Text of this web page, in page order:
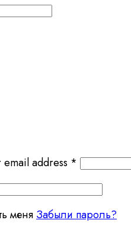
email address * Required
меня Забыли пароль?